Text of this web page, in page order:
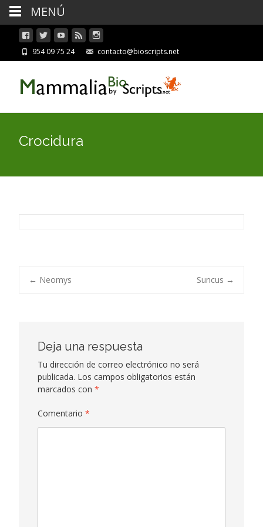
954 09 75 24 contacto@bioscripts.net
Crocidura
Navegación
entradas
← Neomys Suncus →
Deja una respuesta
Tu dirección de correo electrónico no será
publicada. Los campos obligatorios están
marcados con *
Comentario *
MENÚ